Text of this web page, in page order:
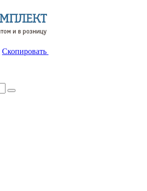
Скопировать